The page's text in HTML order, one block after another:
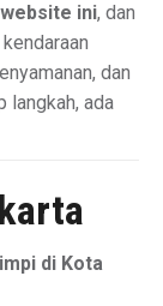
ini, dan
dan
langkah, ada
di Kota